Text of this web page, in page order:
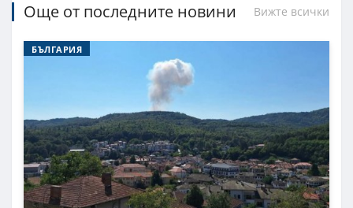
Още от последните новини Вижте всички
БЪЛГАРИЯ